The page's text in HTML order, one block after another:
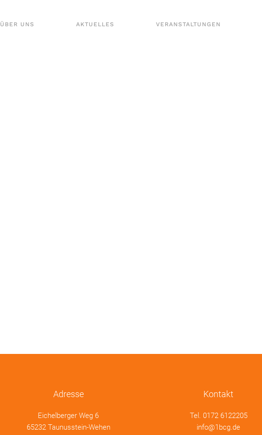
ÜBER UNS AKTUELLES VERANSTALTUNGEN
Adresse
Eichelberger Weg 6
65232 Taunusstein-Wehen
Kontakt
Tel. 0172 6122205
info@1bcg.de